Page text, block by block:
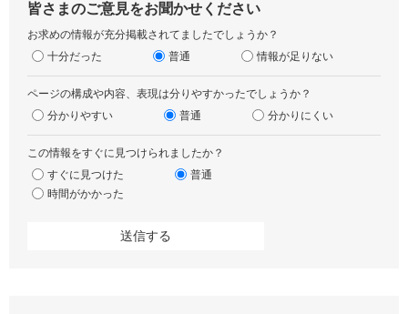
皆さまのご意見をお聞かせください
お求めの情報が充分掲載されてましたでしょうか？
十分だった
普通 情報が足りない
ページの構成や内容、表現は分りやすかったでしょうか？
分かりやすい
普通 分かりにくい
この情報をすぐに見つけられましたか？
すぐに見つけた
普通
時間がかかった